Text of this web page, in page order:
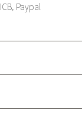
Paypal